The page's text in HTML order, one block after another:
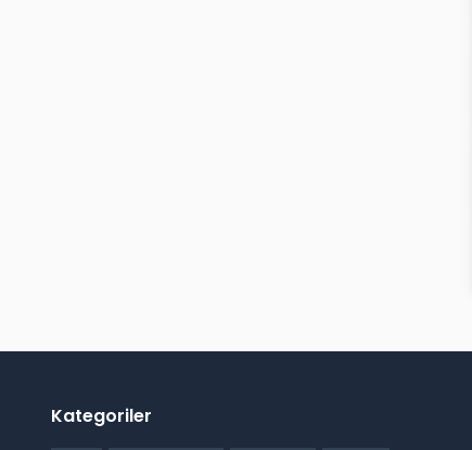
Kategoriler